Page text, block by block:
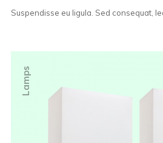
Suspendisse eu ligula. Sed consequat,
Lamps